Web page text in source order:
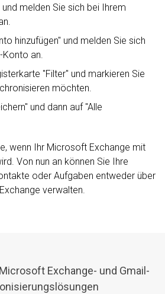
melden Sie sich bei Ihrem
hinzufügen" und melden Sie sich
Konto an.
"Filter" und markieren Sie
möchten.
und dann auf "Alle
wenn Ihr Microsoft Exchange mit
Von nun an können Sie Ihre
oder Aufgaben entweder über
verwalten.
Exchange- und Gmail-